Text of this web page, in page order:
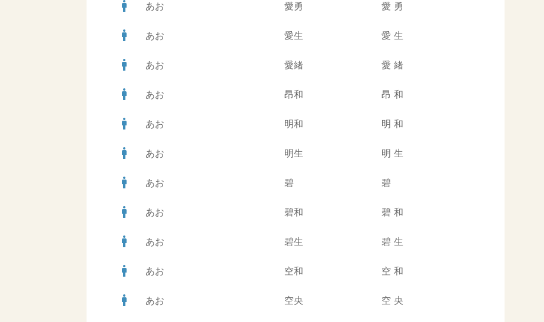
man あお 愛勇 愛 勇
man あお 愛生 愛 生
man あお 愛緒 愛 緒
man あお 昂和 昂 和
man あお 明和 明 和
man あお 明生 明 生
man あお 碧 碧
man あお 碧和 碧 和
man あお 碧生 碧 生
man あお 空和 空 和
man あお 空央 空 央